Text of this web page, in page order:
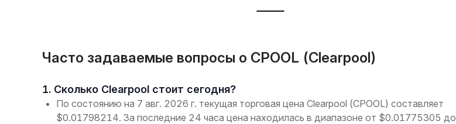
Часто задаваемые вопросы о CPOOL (Clearpool)
1. Сколько Clearpool стоит сегодня?
По состоянию на 7 авг. 2026 г. текущая торговая цена Clearpool (CPOOL) составляет
$0.01798214. За последние 24 часа цена находилась в диапазоне от $0.01775305 до